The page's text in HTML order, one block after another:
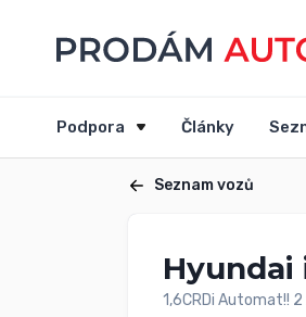
Podpora Články
Seznam vozů
Hyundai
1,6CRDi Automat!! 2